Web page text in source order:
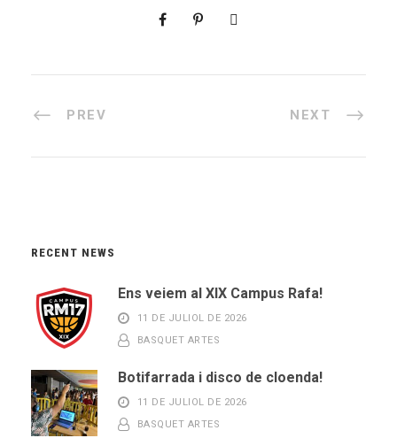
PREV NEXT
RECENT NEWS
Ens veiem al XIX Campus Rafa!
11 DE JULIOL DE 2026
BASQUET ARTES
Botifarrada i disco de cloenda!
11 DE JULIOL DE 2026
BASQUET ARTES